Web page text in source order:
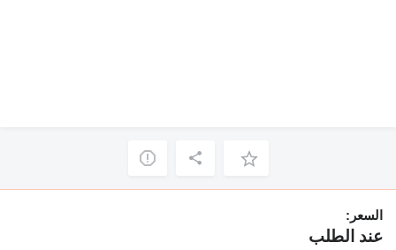
السعر:
عند الطلب